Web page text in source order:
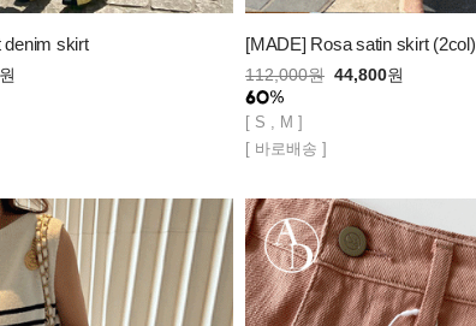
denim skirt
원
[MADE] Rosa satin skirt (2col)
112,000원 44,800원
[ S , M ]
[ 바로배송 ]